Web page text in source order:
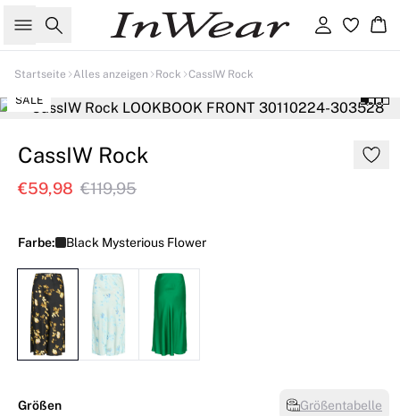
Suche Einloggen
Startseite Alles anzeigen Rock CassIW Rock
SALE
CassIW Rock
€59,98 €119,95
Farbe: Black Mysterious Flower
Größen Größentabelle